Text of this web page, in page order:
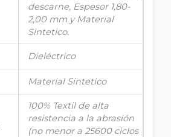
descarne, Espesor 1,80-
2,00 mm y Material
Sintetico.
Dieléctrico
Material Sintetico
100% Textil de alta
resistencia a la abrasión
(no menor a 25600 ciclos